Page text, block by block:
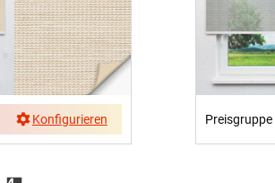
Konfigurieren Preisgruppe